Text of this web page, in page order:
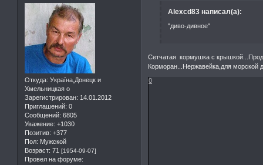
Откуда: Україна,Донецк и
Хмельницкая о
Зарегистрирован: 14.01.2012
Приглашений: 0
Сообщений: 6805
Уважение: +1030
Позитив: +377
Пол: Мужской
Возраст: 71 [1954-09-07]
Провел на форуме:
Alexcd83 написал(а):
"диво-дивное"
Сетчатая кормушка с
Корморан...Нержавейка,для морской
0